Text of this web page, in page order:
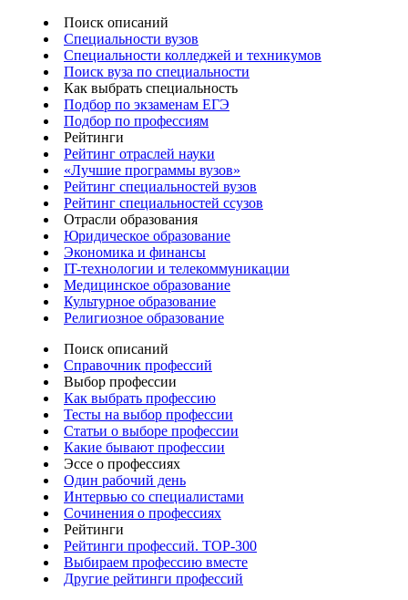
Поиск описаний
Специальности вузов
Специальности колледжей и техникумов
Поиск вуза по специальности
Как выбрать специальность
Подбор по экзаменам ЕГЭ
Подбор по профессиям
Рейтинги
Рейтинг отраслей науки
«Лучшие программы вузов»
Рейтинг специальностей вузов
Рейтинг специальностей ссузов
Отрасли образования
Юридическое образование
Экономика и финансы
IT-технологии и телекоммуникации
Медицинское образование
Культурное образование
Религиозное образование
Поиск описаний
Справочник профессий
Выбор профессии
Как выбрать профессию
Тесты на выбор профессии
Статьи о выборе профессии
Какие бывают профессии
Эссе о профессиях
Один рабочий день
Интервью со специалистами
Сочинения о профессиях
Рейтинги
Рейтинги профессий. TOP-300
Выбираем профессию вместе
Другие рейтинги профессий